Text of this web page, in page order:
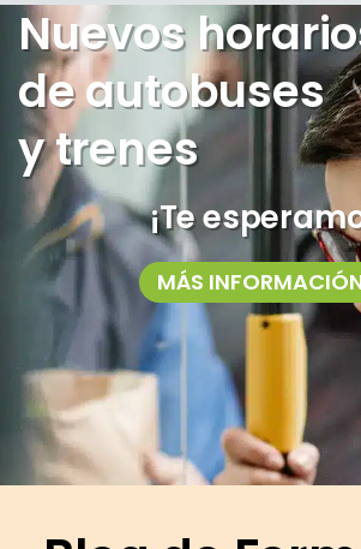
Nuevos
de autobuses
y trenes
¡Te
MÁS